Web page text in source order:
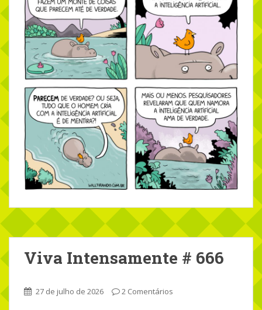
Viva Intensamente # 666
27 de julho de 2026 2 Comentários